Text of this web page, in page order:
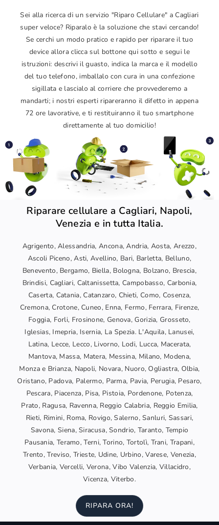
Sei alla ricerca di un servizio "Riparo Cellulare" a Cagliari
super veloce? Riparalo è la soluzione che stavi cercando!
Se cerchi un modo pratico e rapido per riparare il tuo
device allora clicca sul bottone qui sotto e segui le
istruzioni: descrivi il guasto, indica la marca e il modello
del tuo telefono, imballalo con cura in una confezione
sigillata e lascialo al corriere che provvederemo a
mandarti; i nostri esperti ripareranno il difetto in appena
72 ore lavorative, e ti restituiranno il tuo smartphone
direttamente al tuo domicilio!
Riparare cellulare a Cagliari, Napoli,
Venezia e in tutta Italia.
Agrigento, Alessandria, Ancona, Andria, Aosta, Arezzo,
Ascoli Piceno, Asti, Avellino, Bari, Barletta, Belluno,
Benevento, Bergamo, Biella, Bologna, Bolzano, Brescia,
Brindisi, Cagliari, Caltanissetta, Campobasso, Carbonia,
Caserta, Catania, Catanzaro, Chieti, Como, Cosenza,
Cremona, Crotone, Cuneo, Enna, Fermo, Ferrara, Firenze,
Foggia, Forli, Frosinone, Genova, Gorizia, Grosseto,
Iglesias, Imepria, Isernia, La Spezia. L'Aquila, Lanusei,
Latina, Lecce, Lecco, Livorno, Lodi, Lucca, Macerata,
Mantova, Massa, Matera, Messina, Milano, Modena,
Monza e Brianza, Napoli, Novara, Nuoro, Ogliastra, Olbia,
Oristano, Padova, Palermo, Parma, Pavia, Perugia, Pesaro,
Pescara, Piacenza, Pisa, Pistoia, Pordenone, Potenza,
Prato, Ragusa, Ravenna, Reggio Calabria, Reggio Emilia,
Rieti, Rimini, Roma, Rovigo, Salerno, Sanluri, Sassari,
Savona, Siena, Siracusa, Sondrio, Taranto, Tempio
Pausania, Teramo, Terni, Torino, Tortolì, Trani, Trapani,
Trento, Treviso, Trieste, Udine, Urbino, Varese, Venezia,
Verbania, Vercelli, Verona, Vibo Valenzia, Villacidro,
Vicenza, Viterbo.
RIPARA ORA!